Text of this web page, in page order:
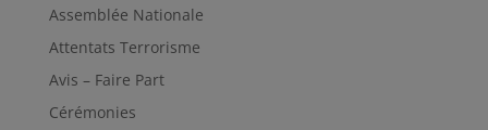
Assemblée Nationale
Attentats Terrorisme
Avis – Faire Part
Cérémonies